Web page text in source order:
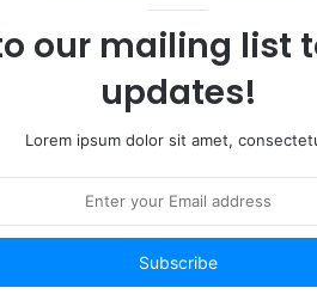
our mailing list
updates!
Lorem ipsum dolor sit amet,